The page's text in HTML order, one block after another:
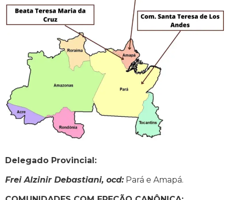
Delegado Provincial:
Frei Alzinir Debastiani, ocd:Pará e Amapá.